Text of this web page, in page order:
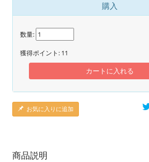
購入
数量:
獲得ポイント: 11
カートに入れる
お気に入りに追加
商品説明